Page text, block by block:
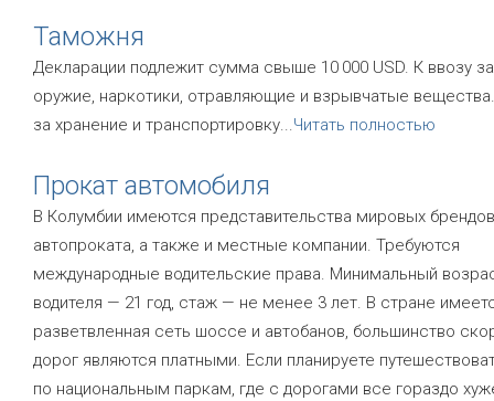
Таможня
Декларации подлежит сумма свыше 10 000 USD. К ввозу
оружие, наркотики, отравляющие и взрывчатые
за хранение и транспортировку...Читать полностью
Прокат автомобиля
В Колумбии имеются представительства мировых брендов
автопроката, а также и местные компании. Требуются
международные водительские права. Минимальный
водителя — 21 год, стаж — не менее 3 лет. В стране
разветвленная сеть шоссе и автобанов, большинство
дорог являются платными. Если планируете
по национальным паркам, где с дорогами все гораздо